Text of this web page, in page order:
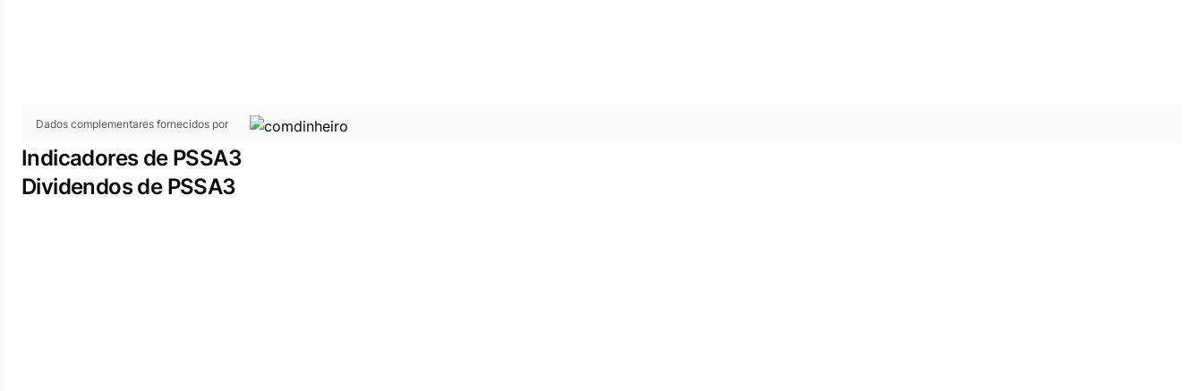
Dados complementares fornecidos por
Indicadores de PSSA3
Dividendos de PSSA3